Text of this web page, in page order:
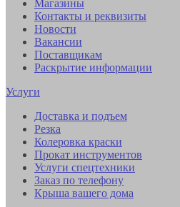
Магазины
Контакты и реквизиты
Новости
Вакансии
Поставщикам
Раскрытие информации
Услуги
Доставка и подъем
Резка
Колеровка краски
Прокат инструментов
Услуги спецтехники
Заказ по телефону
Крыша вашего дома